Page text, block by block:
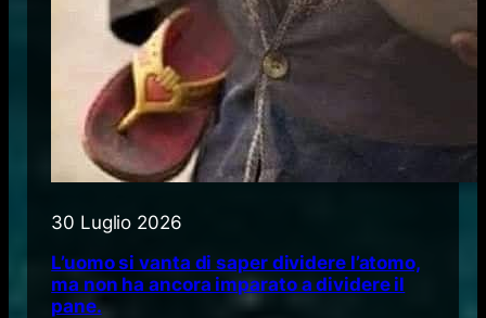
30 Luglio 2026
L’uomo si vanta di saper dividere l’atomo,
ma non ha ancora imparato a dividere il
pane.